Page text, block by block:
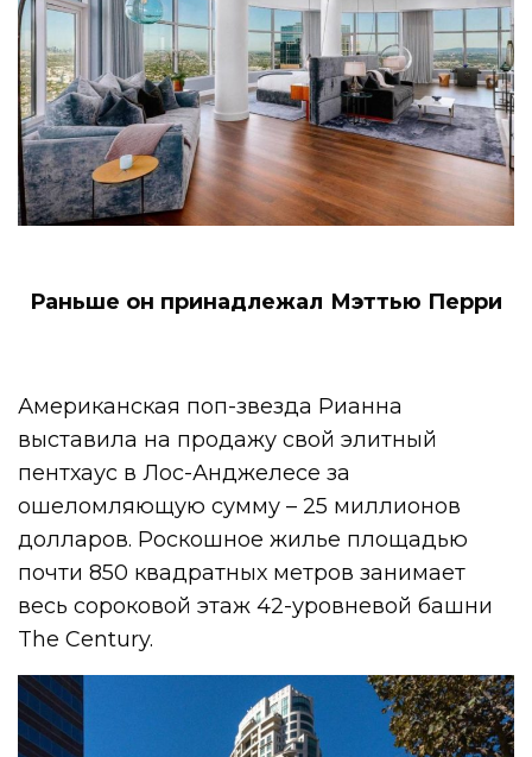
Раньше он принадлежал Мэттью Перри
Американская поп-звезда Рианна
выставила на продажу свой элитный
пентхаус в Лос-Анджелесе за
ошеломляющую сумму – 25 миллионов
долларов. Роскошное жилье площадью
почти 850 квадратных метров занимает
весь сороковой этаж 42-уровневой башни
The Century.